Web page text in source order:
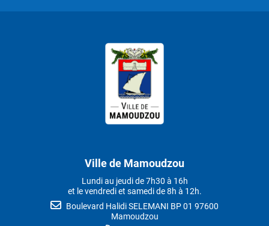
Ville de Mamoudzou
Lundi au jeudi de 7h30 à 16h
et le vendredi et samedi de 8h à 12h.
Boulevard Halidi SELEMANI BP 01 97600
Mamoudzou